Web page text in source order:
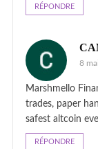
RÉPONDRE
8
Marshmello
trades, paper
safest altcoin
RÉPONDRE